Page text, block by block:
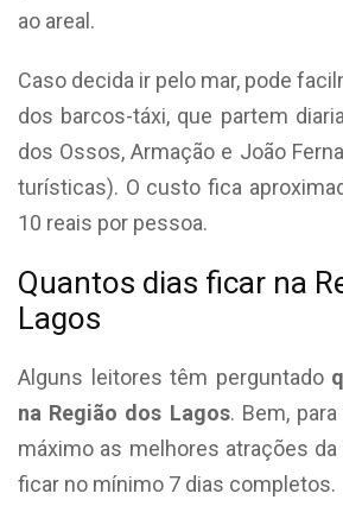
ao areal.
Caso decida ir pelo mar, pode
dos barcos-táxi, que partem
dos Ossos, Armação e João
turísticas). O custo fica
10 reais por pessoa.
Quantos dias ficar na
Lagos
Alguns leitores têm perguntado
na Região dos Lagos. Bem,
máximo as melhores atrações
ficar no mínimo 7 dias completos.